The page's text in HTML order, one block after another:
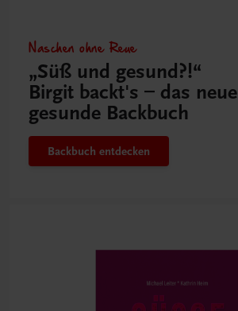
Naschen ohne Reue
„Süß und gesund?!“
Birgit backt's – das neue
gesunde Backbuch
Backbuch entdecken